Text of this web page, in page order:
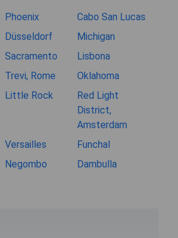
Phoenix
Cabo San Lucas
Düsseldorf
Michigan
Sacramento
Lisbona
Trevi, Rome
Oklahoma
Little Rock
Red Light
District,
Amsterdam
Versailles
Funchal
Negombo Dambulla